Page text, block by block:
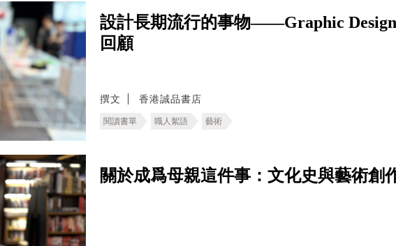
設計長期流行的事物——Graphic
回顧
撰文 香港誠品書店
閱讀書單 職人絮語 藝術
關於成爲母親這件事：文化史與藝術創